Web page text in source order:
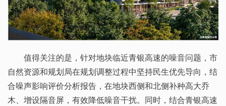
值得关注的是，针对地块临近青银高速的噪音问题，市
自然资源和规划局在规划调整过程中坚持民生优先导向，结
合噪声影响评价分析报告，在地块西侧和北侧补种高大乔
木、增设隔音屏，有效降低噪音干扰。同时，结合青银高速